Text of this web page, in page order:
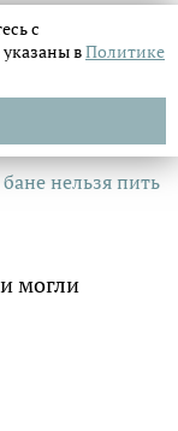
нельзя пить
с
вПолитике